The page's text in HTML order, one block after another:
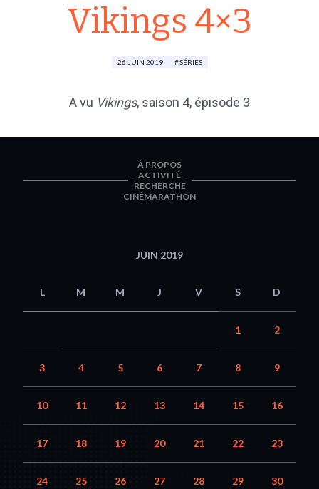
Vikings 4×3
26 JUIN 2019 SÉRIES
A vu Vikings, saison 4, épisode 3
À PROPOS
ACTIVITÉ
RECHERCHE
CINÉMARATHON
JUIN 2019
L M M J V S D
1 2
3 4 5 6 7 8 9
10 11 12 13 14 15 16
17 18 19 20 21 22 23
24 25 26 27 28 29 30